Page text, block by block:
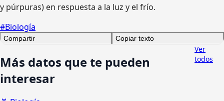
y púrpuras) en respuesta a la luz y el frío.
#Biología
Compartir Copiar texto
Más datos que te pueden
interesar
Ver
todos